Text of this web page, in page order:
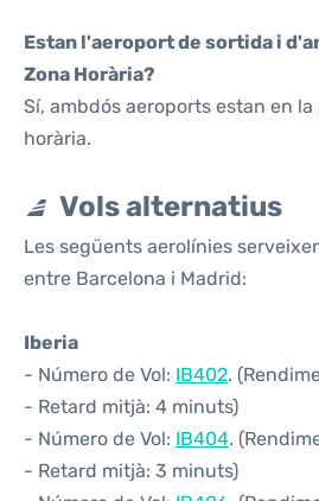
Estan l'aeroport de sortida i
Zona Horària?
Sí, ambdós aeroports estan en
horària.
Vols alternatius
Les següents aerolínies
entre Barcelona i Madrid:
Iberia
- Número de Vol: IB402.
- Retard mitjà: 4 minuts)
- Número de Vol: IB404.
- Retard mitjà: 3 minuts)